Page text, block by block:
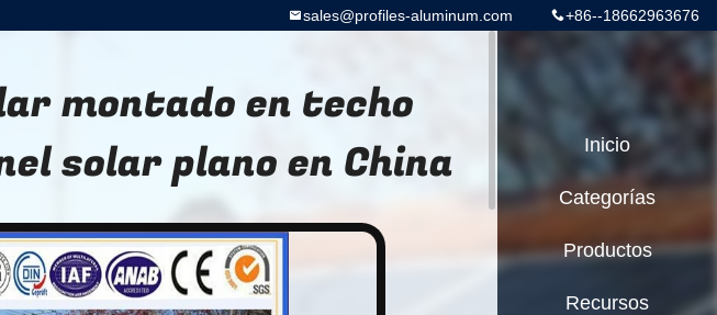
+86--18662963676
sales@profiles-aluminum.com
montado en techo
solar plano en China
Inicio
Categorías
Productos
Recursos